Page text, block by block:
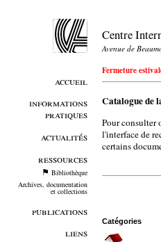
accueil
informations
pratiques
actualités
ressources
Bibliothèque
Archives, documentation
et collections
publications
liens
Centre
Avenue de
Fermeture
Catalogue de
Pour consulter
l'interface de
certains
Catégories